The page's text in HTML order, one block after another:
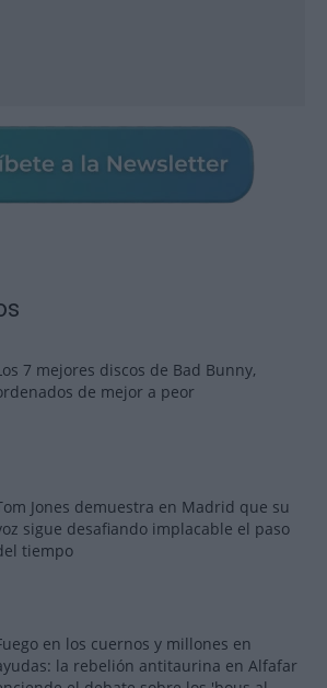
7 mejores discos de Bad Bunny,
de mejor a peor
Jones demuestra en Madrid que su
sigue desafiando implacable el paso
tiempo
en los cuernos y millones en
la rebelión antitaurina en Alfafar